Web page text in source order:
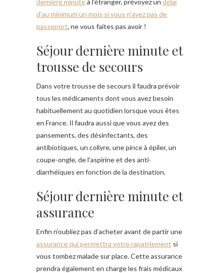
dernière minuteà l’étranger, prévoyez un délai
d’au minimum un mois si vous n’avez pas de
passeport, ne vous faites pas avoir !
Séjour dernière minute et
trousse de secours
Dans votre trousse de secours il faudra prévoir
tous les médicaments dont vous avez besoin
habituellement au quotidien lorsque vous êtes
en France. Il faudra aussi que vous ayez des
pansements, des désinfectants, des
antibiotiques, un collyre, une pince à épiler, un
coupe-ongle, de l’aspirine et des anti-
diarrhéiques en fonction de la destination.
Séjour dernière minute et
assurance
Enfin n’oubliez pas d’acheter avant de partir une
assurance qui permettra votre rapatriement si
vous tombez malade sur place. Cette assurance
prendra également en charge les frais médicaux